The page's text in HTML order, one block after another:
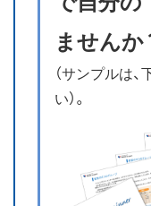
ませんか
（サンプルは
い）。